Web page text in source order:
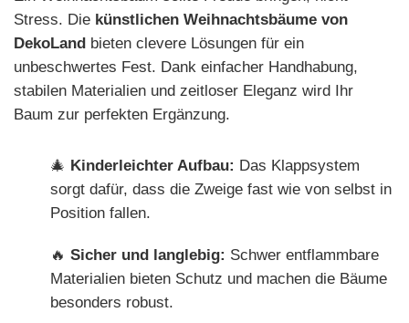
Stress. Die künstlichen Weihnachtsbäume von
DekoLand bieten clevere Lösungen für ein
unbeschwertes Fest. Dank einfacher Handhabung,
stabilen Materialien und zeitloser Eleganz wird Ihr
Baum zur perfekten Ergänzung.
🎄 Kinderleichter Aufbau: Das Klappsystem
sorgt dafür, dass die Zweige fast wie von selbst in
Position fallen.
🔥 Sicher und langlebig: Schwer entflammbare
Materialien bieten Schutz und machen die Bäume
besonders robust.